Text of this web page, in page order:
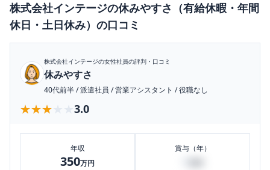
株式会社インテージの休みやすさ（有給休暇・年間
休日・土日休み） の口コミ
株式会社インテージの女性社員の評判・口コミ
休みやすさ
40代前半/派遣社員 /営業アシスタント /役職なし
★★★★★
★★★★★ 3.0
年収
350万円
賞与（年）